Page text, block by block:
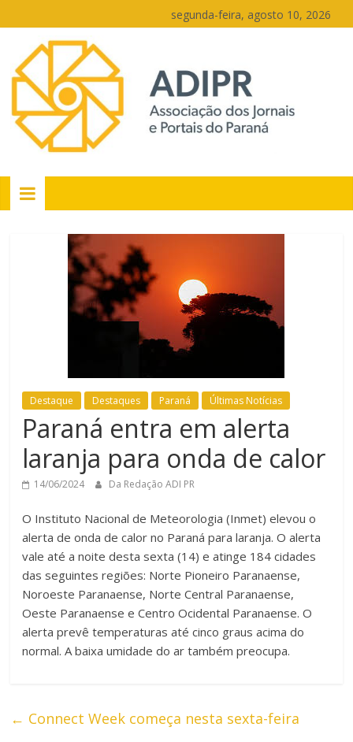
para
conteúdo
segunda-feira, agosto 10, 2026
PR
Portais
Destaque Destaques Paraná Últimas Notícias
Paraná entra em alerta
laranja para onda de calor
14/06/2024 Da Redação ADI PR
O Instituto Nacional de Meteorologia (Inmet) elevou o
alerta de onda de calor no Paraná para laranja. O alerta
vale até a noite desta sexta (14) e atinge 184 cidades
das seguintes regiões: Norte Pioneiro Paranaense,
Noroeste Paranaense, Norte Central Paranaense,
Oeste Paranaense e Centro Ocidental Paranaense. O
alerta prevê temperaturas até cinco graus acima do
normal. A baixa umidade do ar também preocupa.
← Connect Week começa nesta sexta-feira